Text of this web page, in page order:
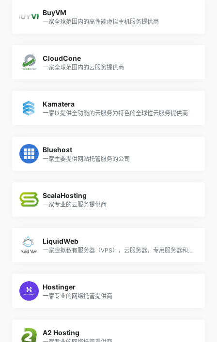
BuyVM
一家全球范围内的高性能虚拟主机服务提供商
CloudCone
一家全球范围内的云服务提供商
Kamatera
一家以提供全功能的云服务为特色的全球性云服务提供商
Bluehost
一家主要提供网站托管服务的公司
ScalaHosting
一家专业的云服务提供商
LiquidWeb
一家虚拟私有服务器（VPS），云服务器，专用服务器和基础架构即服务（IaaS）提供商
Hostinger
一家专业的网络托管提供商
A2 Hosting